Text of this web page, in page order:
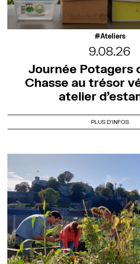
Ateliers
9.08.26
Journée Potagers
Chasse au trésor
atelier
PLUS D'INFOS